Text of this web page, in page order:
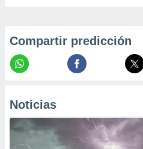
o acceder
datos
perfiles
utilizar
Compartir predicción
Noticias